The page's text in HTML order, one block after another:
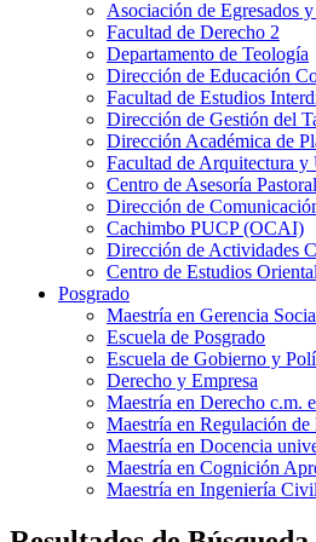
Asociación de Egresados
Facultad de Derecho 2
Departamento de Teología
Dirección de Educación
Facultad de Estudios
Dirección de Gestión del
Dirección Académica de
Facultad de Arquitectura y
Centro de Asesoría
Dirección de
Cachimbo PUCP (OCAI)
Dirección de Actividades
Centro de Estudios
Posgrado
Maestría en Gerencia
Escuela de Posgrado
Escuela de Gobierno y
Derecho y Empresa
Maestría en Derecho c.m.
Maestría en Regulación
Maestría en Docencia
Maestría en Cognición
Maestría en Ingeniería Civil